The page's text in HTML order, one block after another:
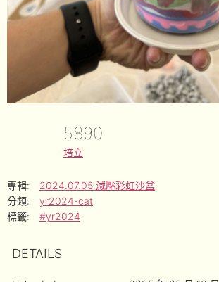
5890
培立
專輯:
2024.07.05 減壓彩虹沙盆
分類:
yr2024-cat
標籤:
#yr2024
DETAILS